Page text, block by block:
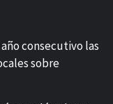
consecutivo las
sobre